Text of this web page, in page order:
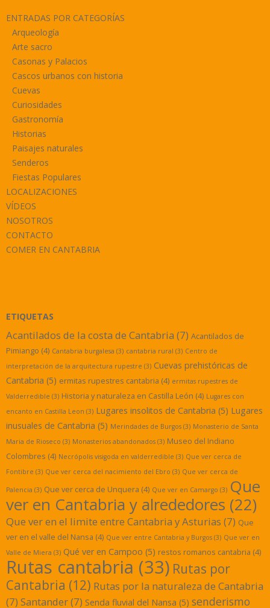
ENTRADAS POR CATEGORÍAS
Arqueología
Arte sacro
Casonas y Palacios
Cascos urbanos con historia
Cuevas
Curiosidades
Gastronomía
Historias
Paisajes naturales
Senderos
Fiestas Populares
LOCALIZACIONES
VÍDEOS
NOSOTROS
CONTACTO
COMER EN CANTABRIA
ETIQUETAS
Acantilados de la costa de Cantabria (7) Acantilados de
Pimiango (4) Cantabria burgalesa (3) cantabria rural (3) Centro de
interpretación de la arquitectura rupestre (3) Cuevas prehistóricas de
Cantabria (5) ermitas rupestres cantabria (4) ermitas rupestres de
Valderredible (3) Historia y naturaleza en Castilla León (4) Lugares con
encanto en Castilla Leon (3) Lugares insolitos de Cantabria (5) Lugares
inusuales de Cantabria (5) Merindades de Burgos (3) Monasterio de Santa
Maria de Rioseco (3) Monasterios abandonados (3) Museo del Indiano
Colombres (4) Necrópolis visigoda en valderredible (3) Que ver cerca de
Fontibre (3) Que ver cerca del nacimiento del Ebro (3) Que ver cerca de
Palencia (3) Que ver cerca de Unquera (4) Que ver en Camargo (3) Que
ver en Cantabria y alrededores (22)
Que ver en el limite entre Cantabria y Asturias (7) Que
ver en el valle del Nansa (4) Que ver entre Cantabria y Burgos (3) Que ver en
Valle de Miera (3) Qué ver en Campoo (5) restos romanos cantabria (4)
Rutas cantabria (33) Rutas por
Cantabria (12) Rutas por la naturaleza de Cantabria
(7) Santander(7) Senda fluvial del Nansa (5) senderismo